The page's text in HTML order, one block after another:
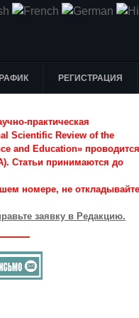
РЕГИСТРАЦИЯ
практическая
Scientific Review of the
and Education» проводится
Статьи принимаются до
номере, не откладывайте
заявку в Редакцию.